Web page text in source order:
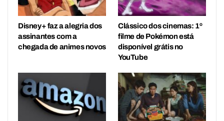
Disney+ faz a alegria dos
assinantes com a
chegada de animes novos
Clássico dos cinemas: 1º
filme de Pokémon está
disponível grátis no
YouTube